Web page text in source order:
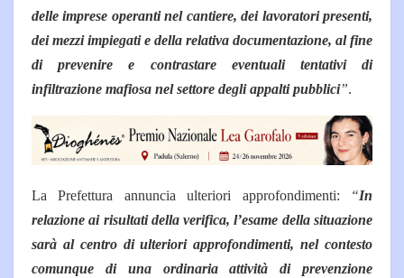
delle imprese operanti nel cantiere, dei lavoratori presenti,
dei mezzi impiegati e della relativa documentazione, al fine
di prevenire e contrastare eventuali tentativi di
infiltrazione mafiosa nel settore degli appalti pubblici”.
La Prefettura annuncia ulteriori approfondimenti: “In
relazione ai risultati della verifica, l’esame della situazione
sarà al centro di ulteriori approfondimenti, nel contesto
comunque di una ordinaria attività di prevenzione